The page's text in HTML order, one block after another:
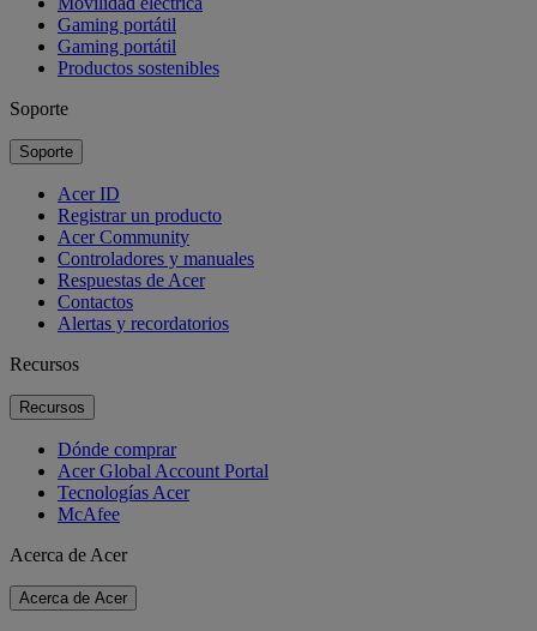
Gaming portátil
Gaming portátil
Productos sostenibles
Soporte
Soporte
Acer ID
Registrar un producto
Acer Community
Controladores y manuales
Respuestas de Acer
Contactos
Alertas y recordatorios
Recursos
Recursos
Dónde comprar
Acer Global Account Portal
Tecnologías Acer
McAfee
Acerca de Acer
Acerca de Acer